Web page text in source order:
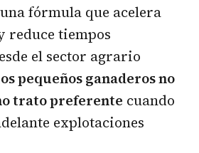
fórmula que acelera
reduce tiempos
el sector agrario
pequeños ganaderos no
trato preferente cuando
explotaciones